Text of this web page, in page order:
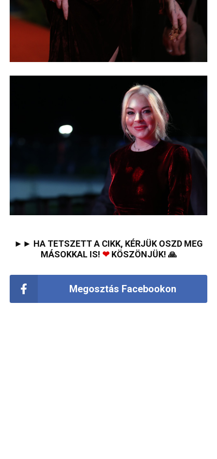
►► HA TETSZETT A CIKK, KÉRJÜK OSZD MEG
MÁSOKKAL IS! ❤KÖSZÖNJÜK! 🙏
Megosztás Facebookon